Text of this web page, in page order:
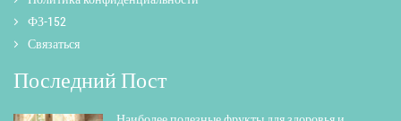
ФЗ-152
Связаться
Последний Пост